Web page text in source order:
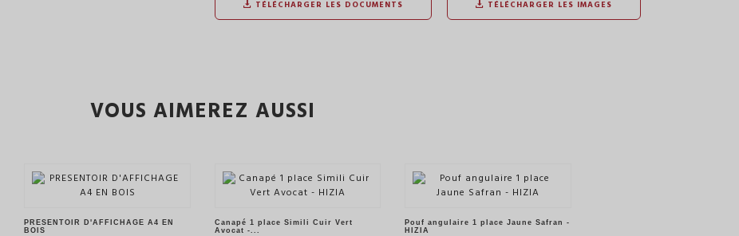
TÉLÉCHARGER LES DOCUMENTS TÉLÉCHARGER LES IMAGES
VOUS AIMEREZ AUSSI
PRESENTOIR D'AFFICHAGE A4 EN
BOIS
Canapé 1 place Simili Cuir Vert
Avocat -...
Pouf angulaire 1 place Jaune Safran -
HIZIA